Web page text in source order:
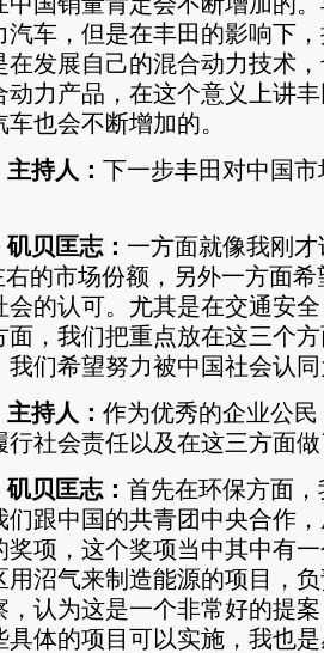
汽车，但是在丰田的影响下
在发展自己的混合动力技术
动力产品，在这个意义上讲
车也会不断增加的。
主持人： 下一步丰田对中国
矶贝匡志： 一方面就像我刚
右的市场份额，另外一方面
会的认可。尤其是在交通安
面，我们把重点放在这三个
我们希望努力被中国社会认
主持人： 作为优秀的企业公
行社会责任以及在这三方面
矶贝匡志： 首先在环保方面
们跟中国的共青团中央合作
奖项，这个奖项当中其中有
用沼气来制造能源的项目，
，认为这是一个非常好的提
具体的项目可以实施，我也